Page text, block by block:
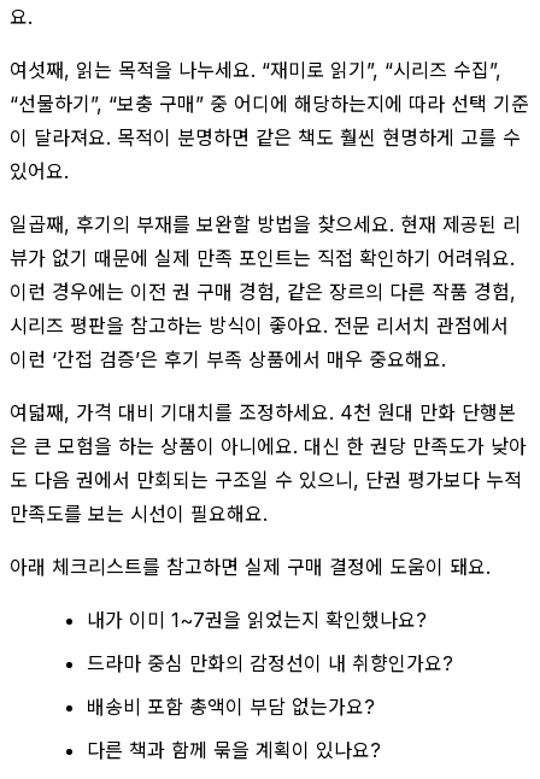
요.
여섯째, 읽는 목적을 나누세요. “재미로 읽기”, “시리즈 수집”,
“선물하기”, “보충 구매” 중 어디에 해당하는지에 따라 선택 기준
이 달라져요. 목적이 분명하면 같은 책도 훨씬 현명하게 고를 수
있어요.
일곱째, 후기의 부재를 보완할 방법을 찾으세요. 현재 제공된 리
뷰가 없기 때문에 실제 만족 포인트는 직접 확인하기 어려워요.
이런 경우에는 이전 권 구매 경험, 같은 장르의 다른 작품 경험,
시리즈 평판을 참고하는 방식이 좋아요. 전문 리서치 관점에서
이런 ‘간접 검증’은 후기 부족 상품에서 매우 중요해요.
여덟째, 가격 대비 기대치를 조정하세요. 4천 원대 만화 단행본
은 큰 모험을 하는 상품이 아니에요. 대신 한 권당 만족도가 낮아
도 다음 권에서 만회되는 구조일 수 있으니, 단권 평가보다 누적
만족도를 보는 시선이 필요해요.
아래 체크리스트를 참고하면 실제 구매 결정에 도움이 돼요.
내가 이미 1~7권을 읽었는지 확인했나요?
드라마 중심 만화의 감정선이 내 취향인가요?
배송비 포함 총액이 부담 없는가요?
다른 책과 함께 묶을 계획이 있나요?